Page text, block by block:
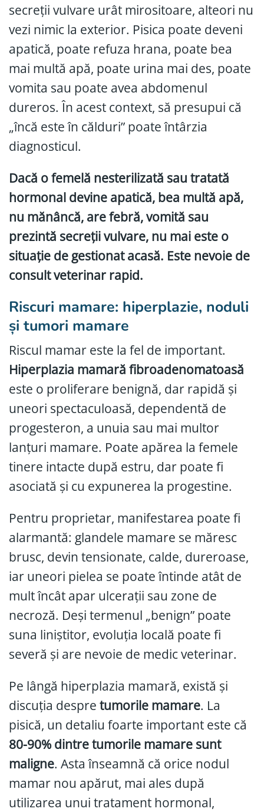
secreții vulvare urât mirositoare, alteori nu
vezi nimic la exterior. Pisica poate deveni
apatică, poate refuza hrana, poate bea
mai multă apă, poate urina mai des, poate
vomita sau poate avea abdomenul
dureros. În acest context, să presupui că
„încă este în călduri” poate întârzia
diagnosticul.
Dacă o femelă nesterilizată sau tratată
hormonal devine apatică, bea multă apă,
nu mănâncă, are febră, vomită sau
prezintă secreții vulvare, nu mai este o
situație de gestionat acasă. Este nevoie de
consult veterinar rapid.
Riscuri mamare: hiperplazie, noduli
și tumori mamare
Riscul mamar este la fel de important.
Hiperplazia mamară fibroadenomatoasă
este o proliferare benignă, dar rapidă și
uneori spectaculoasă, dependentă de
progesteron, a unuia sau mai multor
lanțuri mamare. Poate apărea la femele
tinere intacte după estru, dar poate fi
asociată și cu expunerea la progestine.
Pentru proprietar, manifestarea poate fi
alarmantă: glandele mamare se măresc
brusc, devin tensionate, calde, dureroase,
iar uneori pielea se poate întinde atât de
mult încât apar ulcerații sau zone de
necroză. Deși termenul „benign” poate
suna liniștitor, evoluția locală poate fi
severă și are nevoie de medic veterinar.
Pe lângă hiperplazia mamară, există și
discuția despre tumorile mamare. La
pisică, un detaliu foarte important este că
80-90% dintre tumorile mamare sunt
maligne. Asta înseamnă că orice nodul
mamar nou apărut, mai ales după
utilizarea unui tratament hormonal,